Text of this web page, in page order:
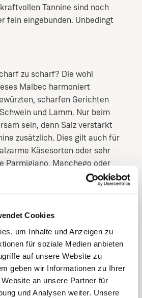
Cookies
um Inhalte und Anzeigen zu
für soziale Medien anbieten
auf unsere Website zu
geben wir Informationen zu Ihrer
an unsere Partner für
und Analysen weiter. Unsere
Tannine sind noch
fein eingebunden. Unbedingt
zu scharf? Die wohl
Malbec harmoniert
scharfen Gerichten
und Lamm. Nur beim
sein, denn Salz verstärkt
zusätzlich. Dies gilt auch für
Käsesorten oder sehr
Parmigiano, Manchego oder
Spots des Valle de Uco in
Böden. Hohe Sonnenintensität
zwischen Tag
Trauben einzigartige
Handlese und sanftem